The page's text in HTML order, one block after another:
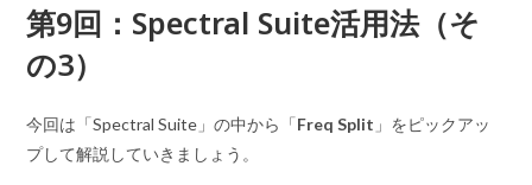
第9回：Spectral Suite活用法（そ
の3）
今回は「Spectral Suite」の中から「Freq Split 」をピックアッ
プして解説していきましょう。